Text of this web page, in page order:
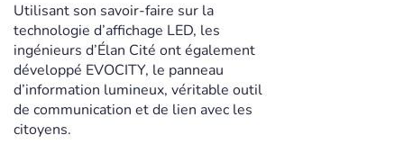
Utilisant son savoir-faire sur la
technologie d’affichage LED, les
ingénieurs d’Élan Cité ont également
développé EVOCITY, le panneau
d’information lumineux, véritable outil
de communication et de lien avec les
citoyens.